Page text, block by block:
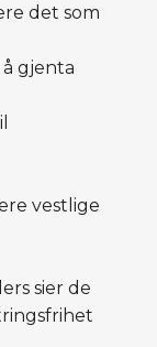
det som
gjenta
vestlige
sier de